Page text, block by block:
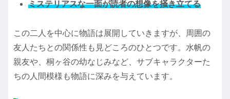
ミステリアスな一面が読者の想像を掻き立てる
この二人を中心に物語は展開していきますが、周囲の
友人たちとの関係性も見どころのひとつです。水帆の
親友や、桐ヶ谷の幼なじみなど、サブキャラクターた
ちの人間模様も物語に深みを与えています。